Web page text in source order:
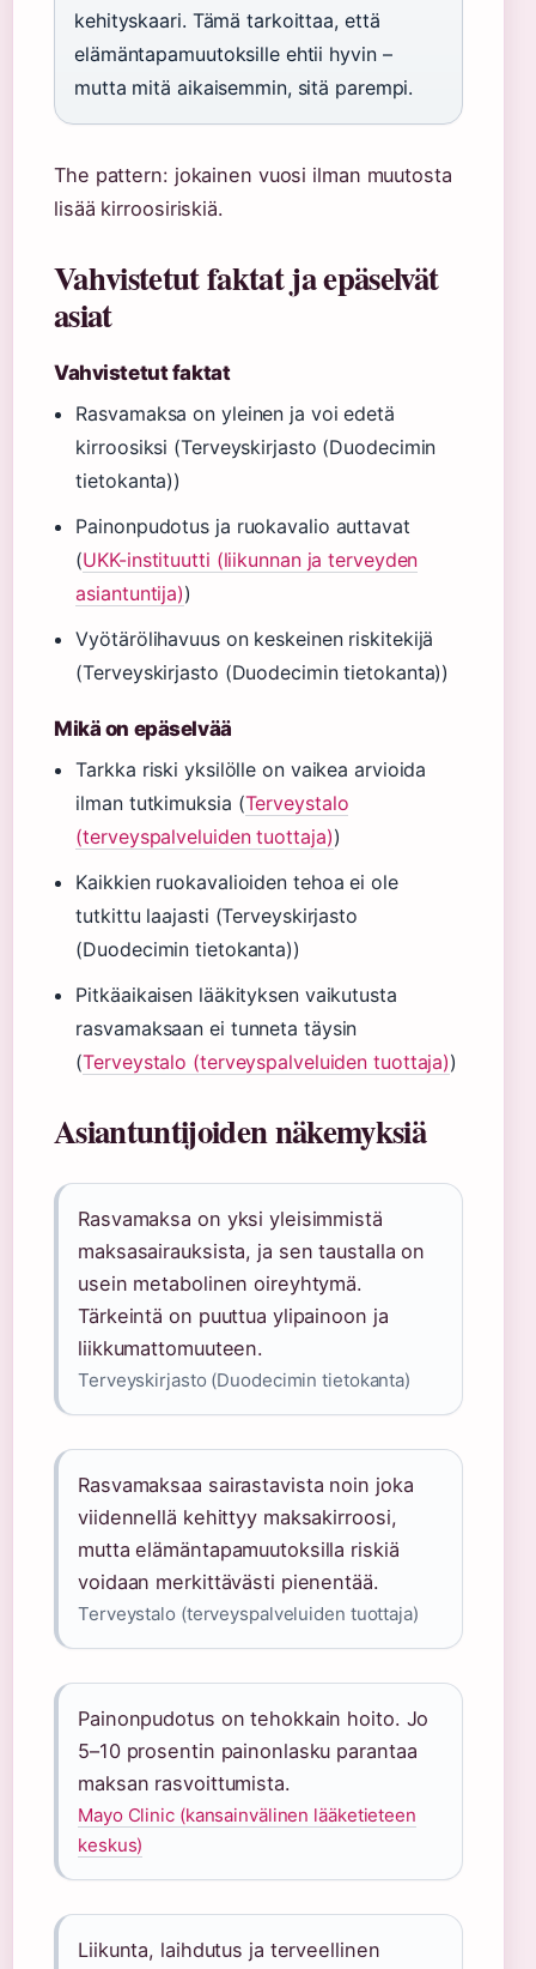
kehityskaari. Tämä tarkoittaa, että
elämäntapamuutoksille ehtii hyvin –
mutta mitä aikaisemmin, sitä parempi.
The pattern: jokainen vuosi ilman muutosta
lisää kirroosiriskiä.
Vahvistetut faktat ja epäselvät
asiat
Vahvistetut faktat
Rasvamaksa on yleinen ja voi edetä
kirroosiksi (Terveyskirjasto (Duodecimin
tietokanta))
Painonpudotus ja ruokavalio auttavat
(UKK-instituutti (liikunnan ja terveyden
asiantuntija))
Vyötärölihavuus on keskeinen riskitekijä
(Terveyskirjasto (Duodecimin tietokanta))
Mikä on epäselvää
Tarkka riski yksilölle on vaikea arvioida
ilman tutkimuksia (Terveystalo
(terveyspalveluiden tuottaja))
Kaikkien ruokavalioiden tehoa ei ole
tutkittu laajasti (Terveyskirjasto
(Duodecimin tietokanta))
Pitkäaikaisen lääkityksen vaikutusta
rasvamaksaan ei tunneta täysin
(Terveystalo (terveyspalveluiden tuottaja))
Asiantuntijoiden näkemyksiä
Rasvamaksa on yksi yleisimmistä
maksasairauksista, ja sen taustalla on
usein metabolinen oireyhtymä.
Tärkeintä on puuttua ylipainoon ja
liikkumattomuuteen.
Terveyskirjasto (Duodecimin tietokanta)
Rasvamaksaa sairastavista noin joka
viidennellä kehittyy maksakirroosi,
mutta elämäntapamuutoksilla riskiä
voidaan merkittävästi pienentää.
Terveystalo (terveyspalveluiden tuottaja)
Painonpudotus on tehokkain hoito. Jo
5–10 prosentin painonlasku parantaa
maksan rasvoittumista.
Mayo Clinic (kansainvälinen lääketieteen
keskus)
Liikunta, laihdutus ja terveellinen